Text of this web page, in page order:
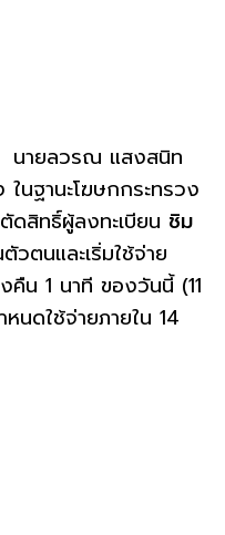
ลวรณ แสงสนิท
นฐานะโฆษกกระทรวง
ดสิทธิ์ผู้ลงทะเบียน ชิม
ตนและเริ่มใช้จ่าย
น 1 นาที ของวันนี้ (11
นดใช้จ่ายภายใน 14